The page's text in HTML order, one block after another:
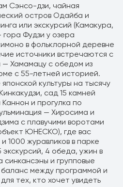
485 96 34
экскурсии
286 54 19
272 14 20
КНДР
272 14 20
другие страны
Сэнсо-дзи, чайная
остров Одайба и
или экскурсий (Камакура,
Фудзи у озера
в фольклорной деревне
источники встречаются с
Хамамацу с обедом из
с 55-летней историей.
культуры на тысячу
сад 15 камней
и прогулка по
— Хиросима и
с плавучими воротами
ЮНЕСКО), где вас
1000 журавликов в парке
4 обеда, ужин в
и групповые
между программой и
тех, кто хочет увидеть